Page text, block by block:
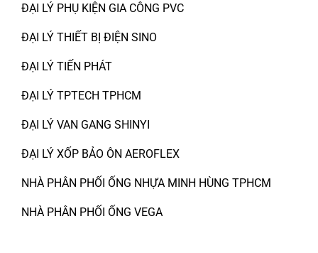
ĐẠI LÝ PHỤ KIỆN GIA CÔNG PVC
ĐẠI LÝ THIẾT BỊ ĐIỆN SINO
ĐẠI LÝ TIẾN PHÁT
ĐẠI LÝ TPTECH TPHCM
ĐẠI LÝ VAN GANG SHINYI
ĐẠI LÝ XỐP BẢO ÔN AEROFLEX
NHÀ PHÂN PHỐI ỐNG NHỰA MINH HÙNG TPHCM
NHÀ PHÂN PHỐI ỐNG VEGA